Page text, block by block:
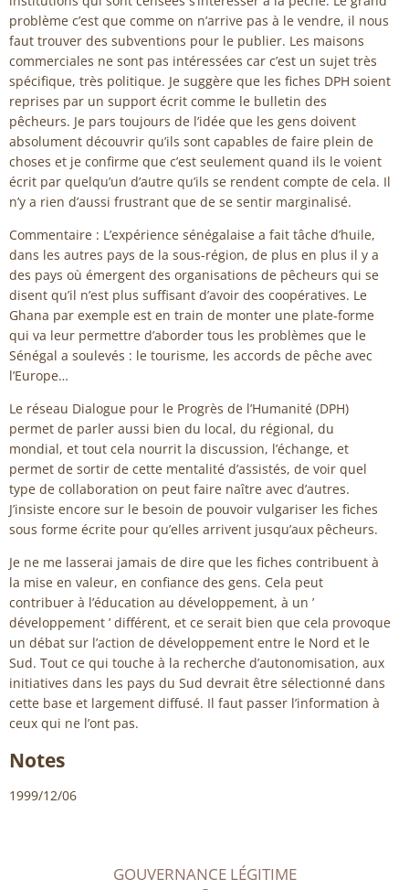
problème c’est que comme on n’arrive pas à le vendre, il nous
faut trouver des subventions pour le publier. Les maisons
commerciales ne sont pas intéressées car c’est un sujet très
spécifique, très politique. Je suggère que les fiches DPH soient
reprises par un support écrit comme le bulletin des
pêcheurs. Je pars toujours de l’idée que les gens doivent
absolument découvrir qu’ils sont capables de faire plein de
choses et je confirme que c’est seulement quand ils le voient
écrit par quelqu’un d’autre qu’ils se rendent compte de cela. Il
n’y a rien d’aussi frustrant que de se sentir marginalisé.
Commentaire : L’expérience sénégalaise a fait tâche d’huile,
dans les autres pays de la sous-région, de plus en plus il y a
des pays où émergent des organisations de pêcheurs qui se
disent qu’il n’est plus suffisant d’avoir des coopératives. Le
Ghana par exemple est en train de monter une plate-forme
qui va leur permettre d’aborder tous les problèmes que le
Sénégal a soulevés : le tourisme, les accords de pêche avec
l’Europe…
Le réseau Dialogue pour le Progrès de l’Humanité (DPH)
permet de parler aussi bien du local, du régional, du
mondial, et tout cela nourrit la discussion, l’échange, et
permet de sortir de cette mentalité d’assistés, de voir quel
type de collaboration on peut faire naître avec d’autres.
J’insiste encore sur le besoin de pouvoir vulgariser les fiches
sous forme écrite pour qu’elles arrivent jusqu’aux pêcheurs.
Je ne me lasserai jamais de dire que les fiches contribuent à
la mise en valeur, en confiance des gens. Cela peut
contribuer à l’éducation au développement, à un ’
développement ’ différent, et ce serait bien que cela provoque
un débat sur l’action de développement entre le Nord et le
Sud. Tout ce qui touche à la recherche d’autonomisation, aux
initiatives dans les pays du Sud devrait être sélectionné dans
cette base et largement diffusé. Il faut passer l’information à
ceux qui ne l’ont pas.
Notes
1999/12/06
GOUVERNANCE LÉGITIME